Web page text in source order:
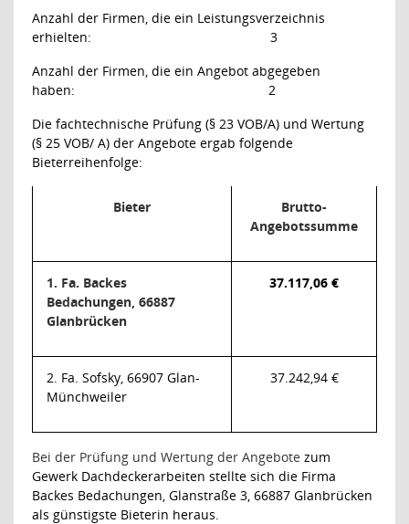
Anzahl der Firmen, die ein Leistungsverzeichnis
erhielten:
3
Anzahl der Firmen, die ein Angebot abgegeben
haben:
2
Die fachtechnische Prüfung (§ 23 VOB/A) und Wertung
(§ 25 VOB/ A) der Angebote ergab folgende
Bieterreihenfolge:
Bieter
Brutto-
Angebotssumme
1. Fa. Backes
Bedachungen, 66887
Glanbrücken
37.117,06 €
2. Fa. Sofsky, 66907 Glan-
Münchweiler
37.242,94 €
Bei der Prüfung und Wertung der Angebote zum
Gewerk Dachdeckerarbeiten stellte sich die Firma
Backes Bedachungen, Glanstraße 3, 66887 Glanbrücken
als günstigste Bieterin heraus.